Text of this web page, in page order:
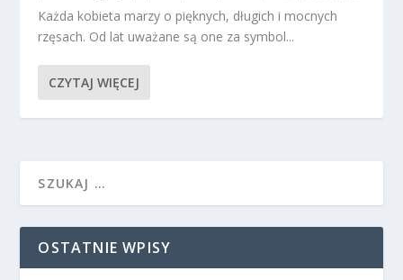
Każda kobieta marzy o pięknych, długich i mocnych
rzęsach. Od lat uważane są one za symbol...
CZYTAJ WIĘCEJ
OSTATNIE WPISY